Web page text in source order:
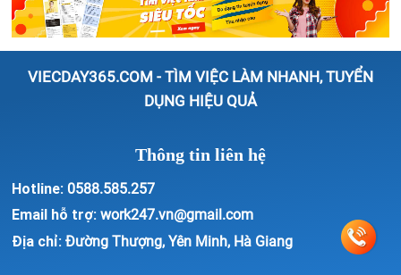
VIECDAY365.COM - TÌM VIỆC LÀM NHANH, TUYỂN
DỤNG HIỆU QUẢ
Thông tin liên hệ
Hotline: 0588.585.257
Email hỗ trợ: work247.vn@gmail.com
Địa chỉ: Đường Thượng, Yên Minh, Hà Giang